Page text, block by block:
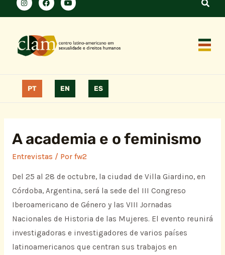
PT EN ES
A academia e o feminismo
Entrevistas / Por fw2
Del 25 al 28 de octubre, la ciudad de Villa Giardino, en
Córdoba, Argentina, será la sede del III Congreso
Iberoamericano de Género y las VIII Jornadas
Nacionales de Historia de las Mujeres. El evento reunirá
investigadoras e investigadores de varios países
latinoamericanos que centran sus trabajos en